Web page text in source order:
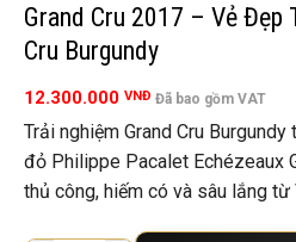
Grand Cru 2017 – Vẻ Đẹp
Cru Burgundy
12.300.000 VNĐ Đã bao gồm VAT
Trải nghiệm Grand Cru
đỏ Philippe Pacalet Echézeaux
thủ công, hiếm có và sâu lắng từ